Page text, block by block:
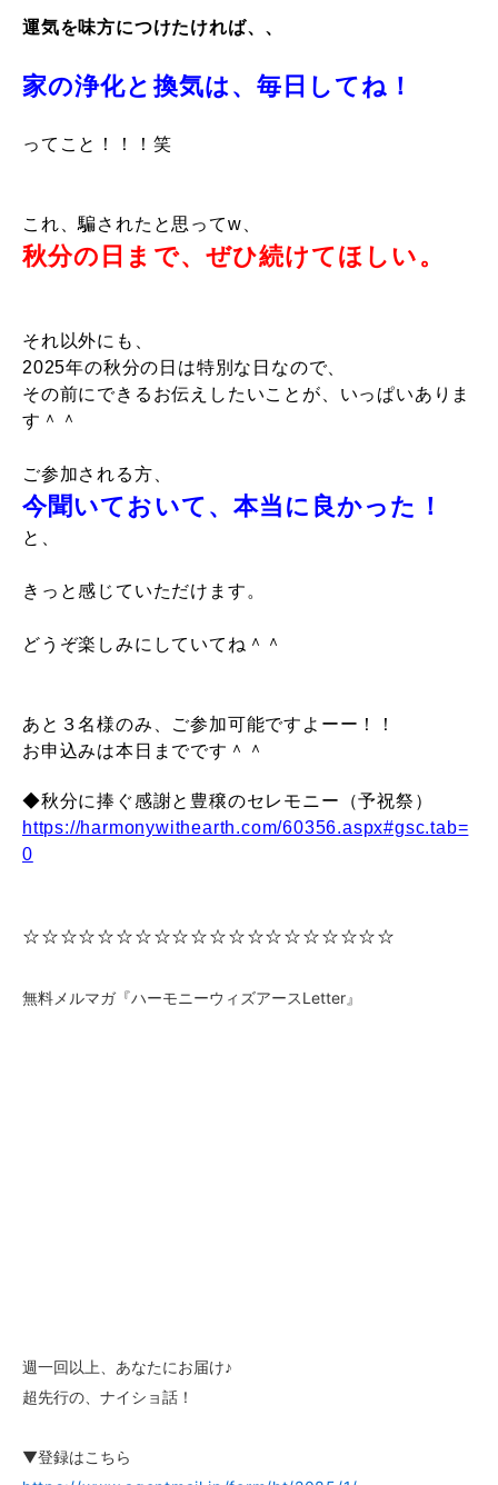
運気を味方につけたければ、、
家の浄化と換気は、毎日してね！
ってこと！！！笑
これ、騙されたと思ってw、
秋分の日まで、ぜひ続けてほしい。
それ以外にも、
2025年の秋分の日は特別な日なので、
その前にできるお伝えしたいことが、いっぱいありま
す＾＾
ご参加される方、
今聞いておいて、本当に良かった！
と、
きっと感じていただけます。
どうぞ楽しみにしていてね＾＾
あと３名様のみ、ご参加可能ですよーー！！
お申込みは本日までです＾＾
◆秋分に捧ぐ感謝と豊穣のセレモニー（予祝祭）
https://harmonywithearth.com/60356.aspx#gsc.tab=
0
☆☆☆☆☆☆☆☆☆☆☆☆☆☆☆☆☆☆☆☆
無料メルマガ『ハーモニーウィズアースLetter』
週一回以上、あなたにお届け♪
超先行の、ナイショ話！
▼登録はこちら